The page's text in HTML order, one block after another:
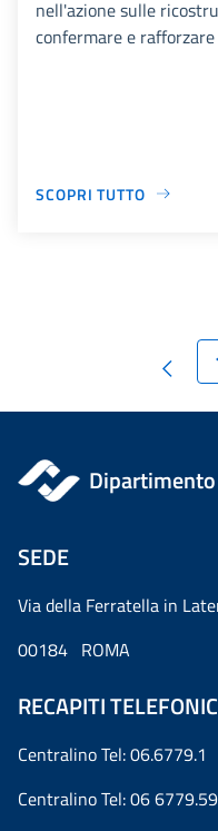
nell'azione sulle
confermare e
SCOPRI TUTTO
SEDE
Via della Ferratella in
00184 ROMA
RECAPITI
Centralino Tel: 06.6779.1
Centralino Tel: 06